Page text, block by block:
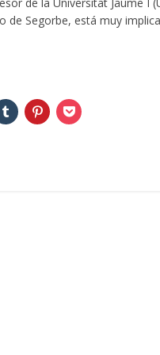
de Segorbe, está muy